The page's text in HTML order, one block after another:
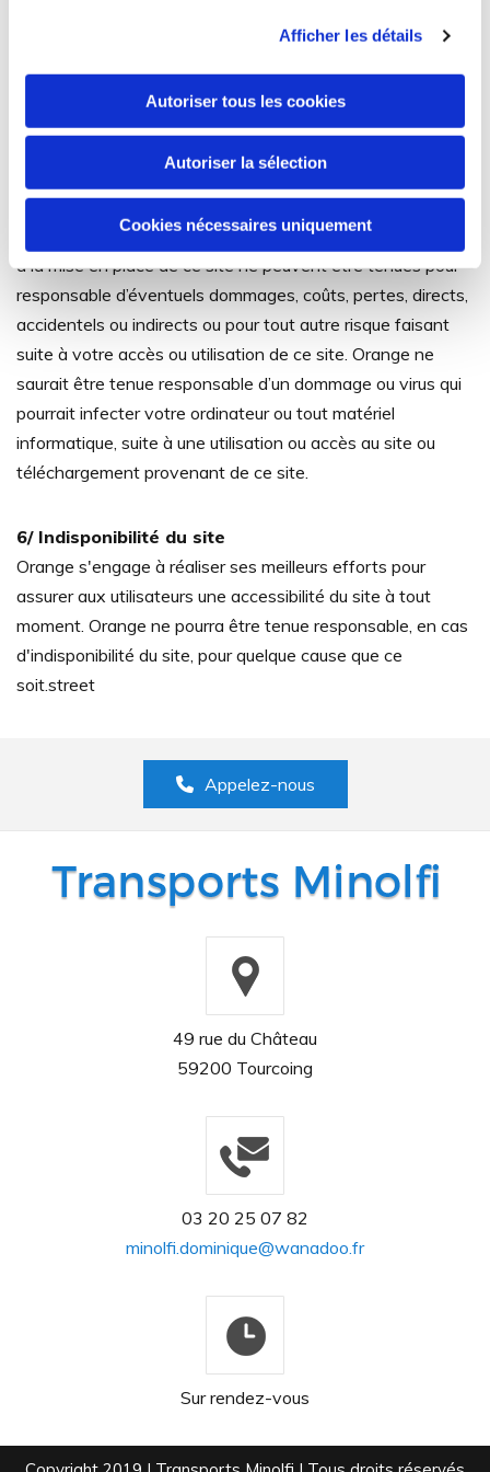
Afficher les détails
Autoriser tous les cookies
Autoriser la sélection
Cookies nécessaires uniquement
conséquence, toute représentation ou reproduction,
consentement de leurs auteurs ou de leurs ayants-droit,
est illicite. Les éléments de ce site ne peuvent être vendus
ou commercialisés dans un but lucratif.
5/ Responsabilité
Orange et toutes sociétés ayant contribué à la création et
à la mise en place de ce site ne peuvent être tenues pour
responsable d’éventuels dommages, coûts, pertes, directs,
accidentels ou indirects ou pour tout autre risque faisant
suite à votre accès ou utilisation de ce site. Orange ne
saurait être tenue responsable d’un dommage ou virus qui
pourrait infecter votre ordinateur ou tout matériel
informatique, suite à une utilisation ou accès au site ou
téléchargement provenant de ce site.
6/ Indisponibilité du site
Orange s'engage à réaliser ses meilleurs efforts pour
assurer aux utilisateurs une accessibilité du site à tout
moment. Orange ne pourra être tenue responsable, en cas
d'indisponibilité du site, pour quelque cause que ce
soit.street
Appelez-nous
49 rue du Château
59200 Tourcoing
03 20 25 07 82
minolfi.dominique@wanadoo.fr
Sur rendez-vous